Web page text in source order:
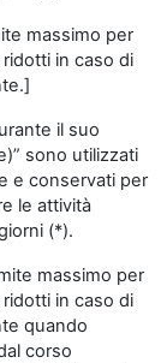
massimo per
in caso di
il suo
sono utilizzati
e conservati per
le attività
(*).
massimo per
in caso di
quando
corso